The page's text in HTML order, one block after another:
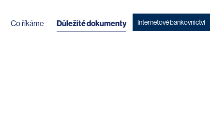
Co říkáme Důležité dokumenty Internetové bankovnictví